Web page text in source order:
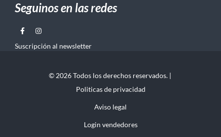
Seguinos en las redes
Suscripción al newsletter
© 2026 Todos los derechos reservados. |
Politicas de privacidad
Aviso legal
Login vendedores